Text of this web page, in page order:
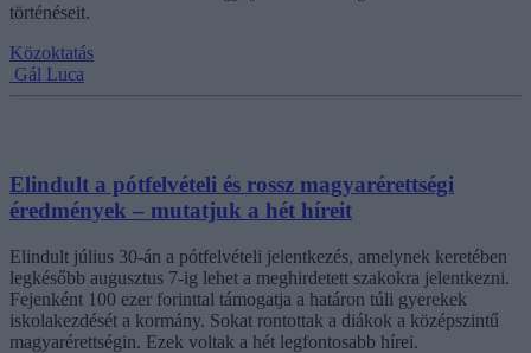
történéseit.
Közoktatás
Gál Luca
Elindult a pótfelvételi és rossz magyarérettségi
éredmények – mutatjuk a hét híreit
Elindult július 30-án a pótfelvételi jelentkezés, amelynek keretében
legkésőbb augusztus 7-ig lehet a meghirdetett szakokra jelentkezni.
Fejenként 100 ezer forinttal támogatja a határon túli gyerekek
iskolakezdését a kormány. Sokat rontottak a diákok a középszintű
magyarérettségin. Ezek voltak a hét legfontosabb hírei.